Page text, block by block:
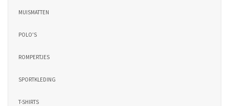
MUISMATTEN
POLO'S
ROMPERTJES
SPORTKLEDING
T-SHIRTS